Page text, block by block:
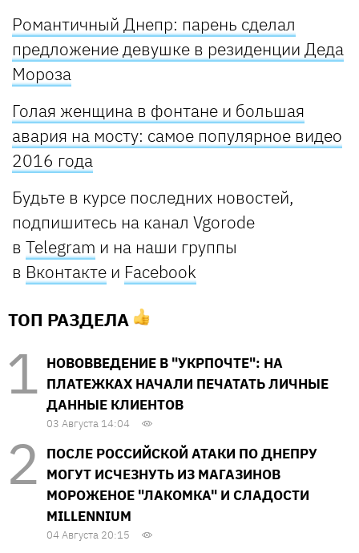
Романтичный Днепр: парень сделал
предложение девушке в резиденции Деда
Мороза
Голая женщина в фонтане и большая
авария на мосту: самое популярное видео
2016 года
Будьте в курсе последних новостей,
подпишитесь на канал Vgorode
в Telegram и на наши группы
в Вконтакте и Facebook
ТОП РАЗДЕЛА
НОВОВВЕДЕНИЕ В "УКРПОЧТЕ": НА
ПЛАТЕЖКАХ НАЧАЛИ ПЕЧАТАТЬ ЛИЧНЫЕ
ДАННЫЕ КЛИЕНТОВ
03 Августа 14:04
ПОСЛЕ РОССИЙСКОЙ АТАКИ ПО ДНЕПРУ
МОГУТ ИСЧЕЗНУТЬ ИЗ МАГАЗИНОВ
МОРОЖЕНОЕ "ЛАКОМКА" И СЛАДОСТИ
MILLENNIUM
04 Августа 20:15